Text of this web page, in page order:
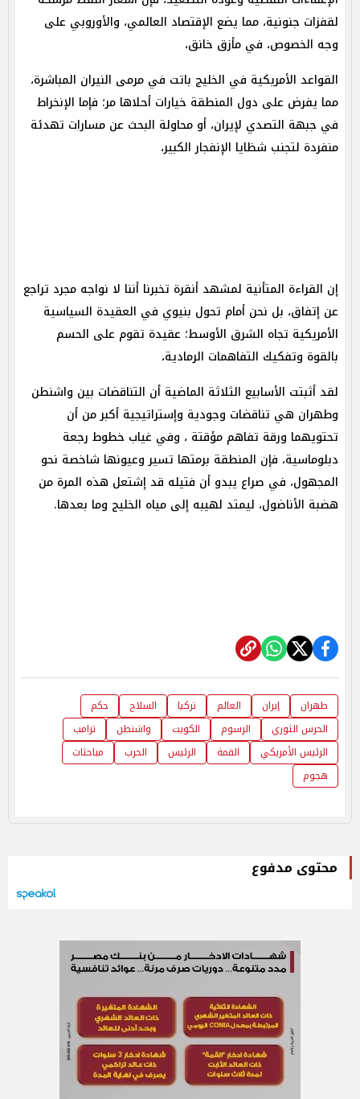
لقفزات جنونية، مما يضع الإقتصاد العالمي، والأوروبي على
وجه الخصوص، في مأزق خانق،
القواعد الأمريكية في الخليج باتت في مرمى النيران المباشرة،
مما يفرض على دول المنطقة خيارات أحلاها مر؛ فإما الإنخراط
في جبهة التصدي لإيران، أو محاولة البحث عن مسارات تهدئة
منفردة لتجنب شظايا الإنفجار الكبير،
إن القراءة المتأنية لمشهد أنقرة تخبرنا أننا لا نواجه مجرد تراجع
عن إتفاق، بل نحن أمام تحول بنيوي في العقيدة السياسية
الأمريكية تجاه الشرق الأوسط؛ عقيدة تقوم على الحسم
بالقوة وتفكيك التفاهمات الرمادية،
لقد أثبتت الأسابيع الثلاثة الماضية أن التناقضات بين واشنطن
وطهران هي تناقضات وجودية وإستراتيجية أكبر من أن
تحتويهما ورقة تفاهم مؤقتة ، وفي غياب خطوط رجعة
دبلوماسية، فإن المنطقة برمتها تسير وعيونها شاخصة نحو
المجهول، في صراع يبدو أن فتيله قد إشتعل هذه المرة من
هضبة الأناضول، ليمتد لهيبه إلى مياه الخليج وما بعدها.
طهران إيران العالم تركيا السلاح
حكم
الحرس الثوري
الرسوم الكويت واشنطن
ترامب
الرئيس الأمريكي
القمة الرئيس الحرب
مباحثات
هجوم
محتوى مدفوع